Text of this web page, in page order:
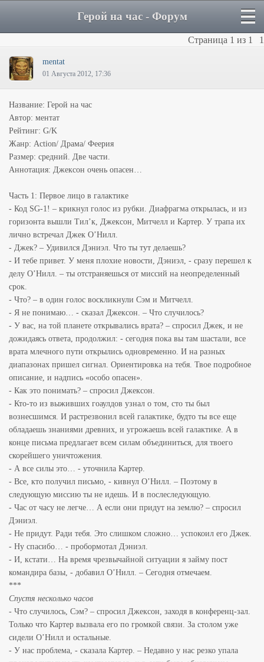
Герой на час - Форум
Страница 1 из 1 1
mentat
01 Августа 2012, 17:36
Название: Герой на час
Автор: ментат
Рейтинг: G/K
Жанр: Action/ Драма/ Феерия
Размер: средний. Две части.
Аннотация: Джексон очень опасен…
Часть 1: Первое лицо в галактике
- Код SG-1! – крикнул голос из рубки. Диафрагма открылась, и из
горизонта вышли Тил’к, Джексон, Митчелл и Картер. У трапа их
лично встречал Джек О’Нилл.
- Джек? – Удивился Дэниэл. Что ты тут делаешь?
- И тебе привет. У меня плохие новости, Дэниэл, - сразу перешел к
делу О’Нилл. – ты отстраняешься от миссий на неопределенный
срок.
- Что? – в один голос воскликнули Сэм и Митчелл.
- Я не понимаю… - сказал Джексон. – Что случилось?
- У вас, на той планете открывались врата? – спросил Джек, и не
дожидаясь ответа, продолжил: - сегодня пока вы там шастали, все
врата млечного пути открылись одновременно. И на разных
диапазонах пришел сигнал. Ориентировка на тебя. Твое подробное
описание, и надпись «особо опасен».
- Как это понимать? – спросил Джексон.
- Кто-то из выживших гоаулдов узнал о том, сто ты был
вознесшимся. И растрезвонил всей галактике, будто ты все еще
обладаешь знаниями древних, и угрожаешь всей галактике. А в
конце письма предлагает всем силам объединиться, для твоего
скорейшего уничтожения.
- А все силы это… - уточнила Картер.
- Все, кто получил письмо, - кивнул О’Нилл. – Поэтому в
следующую миссию ты не идешь. И в послеследующую.
- Час от часу не легче… А если они придут на землю? – спросил
Дэниэл.
- Не придут. Ради тебя. Это слишком сложно… успокоил его Джек.
- Ну спасибо… - пробормотал Дэниэл.
- И, кстати… На время чрезвычайной ситуации я займу пост
командира базы, - добавил О’Нилл. – Сегодня отмечаем.
***
Спустя несколько часов
- Что случилось, Сэм? – спросил Джексон, заходя в конференц-зал.
Только что Картер вызвала его по громкой связи. За столом уже
сидели О’Нилл и остальные.
- У нас проблема, - сказала Картер. – Недавно у нас резко упала